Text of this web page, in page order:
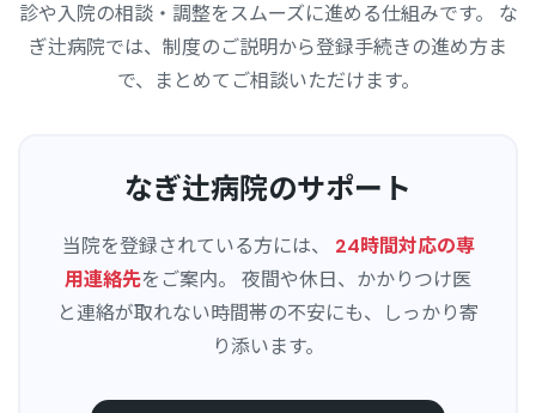
診や入院の相談・調整をスムーズに進める仕組みです。
な
ぎ辻病院では、制度のご説明から登録手続きの進め方ま
で、まとめてご相談いただけます。
なぎ辻病院のサポート
当院を登録されている方には、
24時間対応の専
用連絡先をご案内。
夜間や休日、かかりつけ医
と連絡が取れない時間帯の不安にも、しっかり寄
り添います。